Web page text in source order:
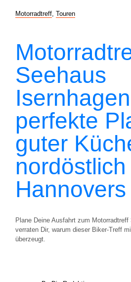
Motorradtreff Touren
Seehaus
perfekte
guter
nordöstlich
Hannovers
Plane Deine Ausfahrt zum
verraten Dir, warum dieser Biker-Treff
überzeugt.